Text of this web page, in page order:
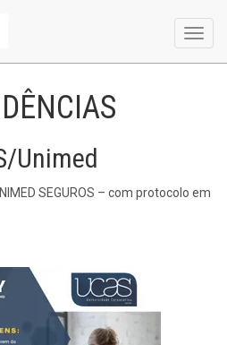
Unimed
SEGUROS – com protocolo em